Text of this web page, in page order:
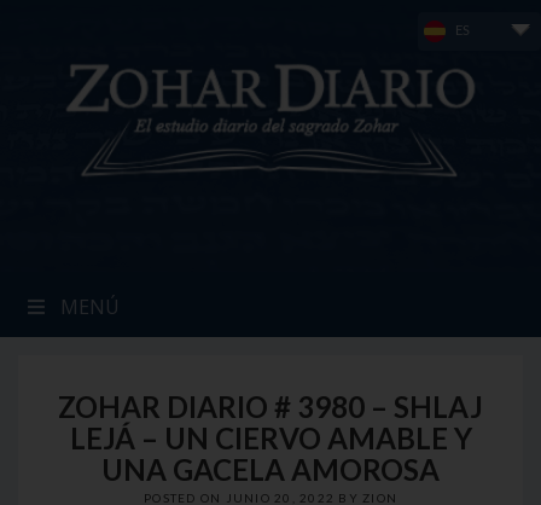
ES
MENÚ
ZOHAR DIARIO # 3980 – SHLAJ
LEJÁ – UN CIERVO AMABLE Y
UNA GACELA AMOROSA
POSTED ON JUNIO 20, 2022 BY ZION